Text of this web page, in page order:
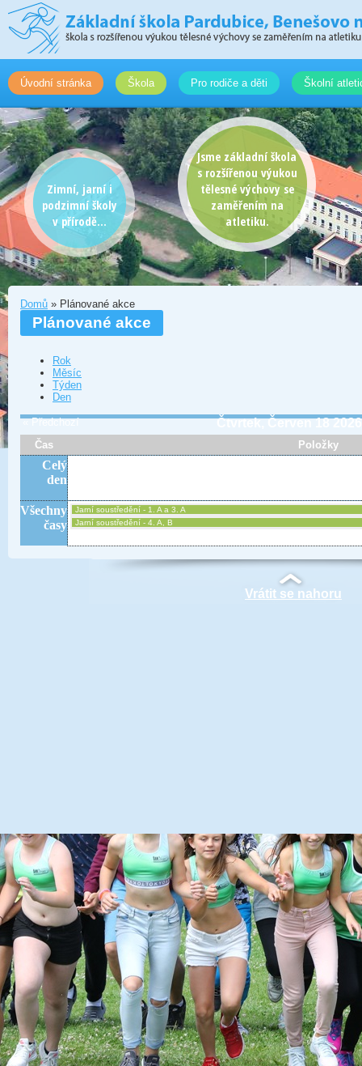
Úvodní stránka Škola Pro rodiče a děti Školní
Zimní, jarní i
podzimní školy
v přírodě...
Jsme základní škola
s rozšířenou výukou
tělesné výchovy se
zaměřením na
atletiku.
Domů » Plánované akce
Plánované akce
Rok
Měsíc
Týden
Den
« Předchozí Čtvrtek, Červen 18 2026
Čas Položky
Celý
den
Všechny
časy
Jarní soustředění - 1. A a 3. A
Jarní soustředění - 4. A, B
Vrátit se nahoru